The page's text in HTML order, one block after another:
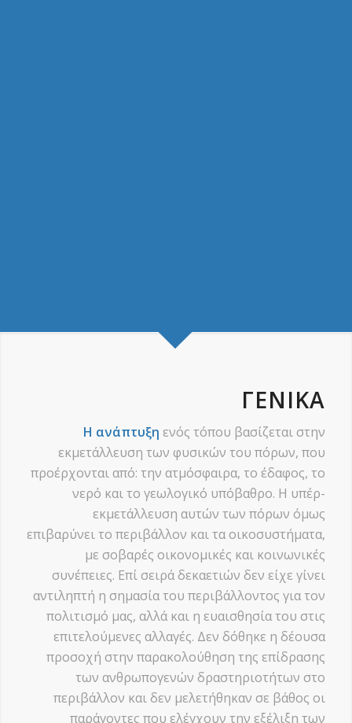
ΓΕΝΙΚΆ
Η ανάπτυξη ενός τόπου βασίζεται στην
εκμετάλλευση των φυσικών του πόρων, που
προέρχονται από: την ατμόσφαιρα, το έδαφος, το
νερό και το γεωλογικό υπόβαθρο. Η υπέρ-
εκμετάλλευση αυτών των πόρων όμως
επιβαρύνει το περιβάλλον και τα οικοσυστήματα,
με σοβαρές οικονομικές και κοινωνικές
συνέπειες. Επί σειρά δεκαετιών δεν είχε γίνει
αντιληπτή η σημασία του περιβάλλοντος για τον
πολιτισμό μας, αλλά και η ευαισθησία του στις
επιτελούμενες αλλαγές. Δεν δόθηκε η δέουσα
προσοχή στην παρακολούθηση της επίδρασης
των ανθρωπογενών δραστηριοτήτων στο
περιβάλλον και δεν μελετήθηκαν σε βάθος οι
παράγοντες που ελέγχουν την εξέλιξη των